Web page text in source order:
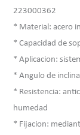
223000362
* Material: acero
* Capacidad de
* Aplicacion:
* Angulo de
* Resistencia:
humedad
* Fijacion: